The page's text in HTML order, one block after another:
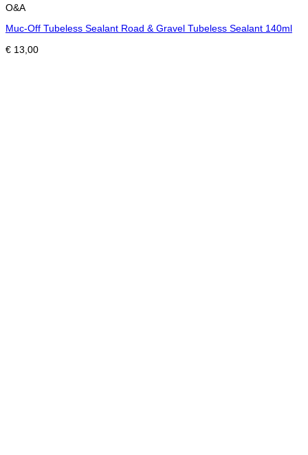
O&A
Muc-Off Tubeless Sealant Road & Gravel Tubeless Sealant 140ml
€ 13,00